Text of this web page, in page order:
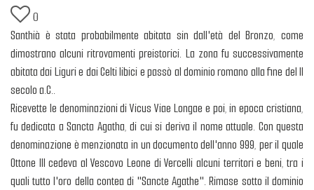
0
Santhià è stata probabilmente abitata sin dall'età del Bronzo, come
dimostrano alcuni ritrovamenti preistorici. La zona fu successivamente
abitata dai Liguri e dai Celti libici e passò al dominio romano alla fine del II
secolo a.C..
Ricevette le denominazioni di Vicus Viae Longae e poi, in epoca cristiana,
fu dedicata a Sancta Agatha, di cui si deriva il nome attuale. Con questa
denominazione è menzionata in un documento dell'anno 999, per il quale
Ottone III cedeva al Vescovo Leone di Vercelli alcuni territori e beni, tra i
quali tutto l'oro della contea di "Sancte Agathe". Rimase sotto il dominio